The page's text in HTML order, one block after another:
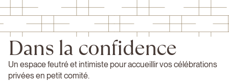
Dans la confidence
Un espace feutré et intimiste pour accueillir vos célébrations
privées en petit comité.